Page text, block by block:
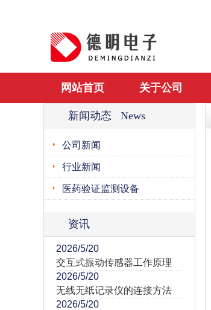
网站首页 关于公司
新闻动态 News
公司新闻
行业新闻
医药验证监测设备
资讯
2026/5/20
交互式振动传感器工作原理
2026/5/20
无线无纸记录仪的连接方法
2026/5/20